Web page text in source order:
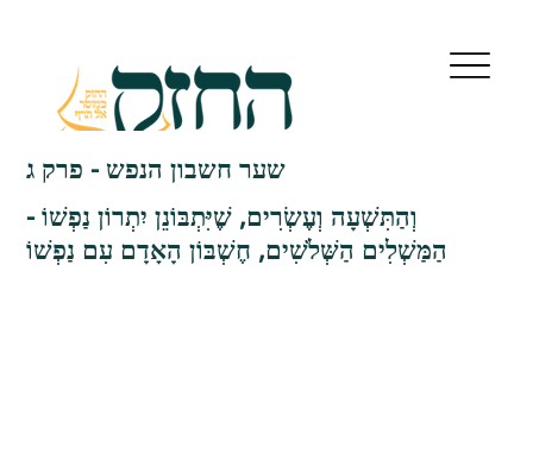
שער חשבון הנפש - פרק ג
וְהַתִּשְׁעָה וְעֶשְׂרִים, שֶׁיִּתְבּוֹנֵן יִתְרוֹן נַפְשׁוֹ -
הַמַּשְׁלִים הַשְּׁלֹשִׁים, חֶשְׁבּוֹן הָאָדָם עִם נַפְשׁוֹ